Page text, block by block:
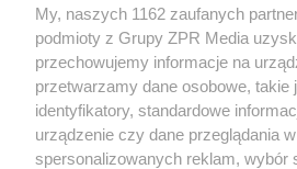
Żaden utwór zamieszczony w serwisie nie
rozpowszechniany lub dalej
(w tym także elektroniczny lub
eksploatacji w jakiejkolwiek formie,
Internecie bez pisemnej zgody
lub wykorzystanie utworów w całości lub w
prawa, tzn. bez właściwej zgody, jest
może być ścigane prawnie.
My, naszych 1162 zaufanych
podmioty z Grupy ZPR Media
przechowujemy informacje na
przetwarzamy dane osobowe, takie
identyfikatory, standardowe
urządzenie czy dane przeglądania
spersonalizowanych reklam, wybór